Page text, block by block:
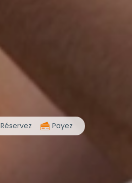
Réservez Payez